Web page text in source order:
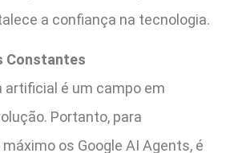
a confiança na tecnologia.
Constantes
artificial é um campo em
Portanto, para
os Google AI Agents, é